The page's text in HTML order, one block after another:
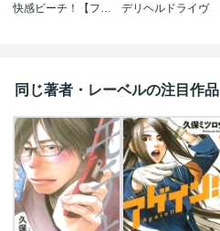
快感ビーチ！【フルカラー】 デリヘルドライヴ
同じ著者・レーベルの注目作品